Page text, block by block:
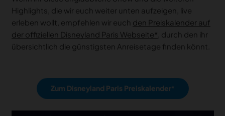
Highlights, die wir euch weiter unten aufzeigen, live
erleben wollt, empfehlen wir euch den Preiskalender auf
der offiziellen Disneyland Paris Webseite
, durch den ihr
übersichtlich die günstigsten Anreisetage finden könnt.
Zum Disneyland Paris Preiskalender